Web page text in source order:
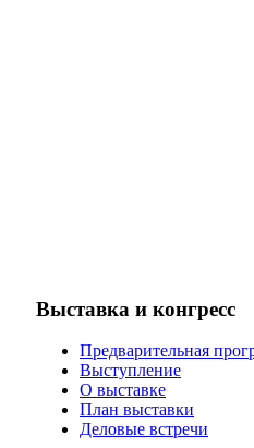
Выставка и конгресс
Предварительная
Выступление
О выставке
План выставки
Деловые встречи